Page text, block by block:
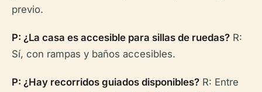
previo.
P: ¿La casa es accesible para sillas de ruedas? R:
Sí, con rampas y baños accesibles.
P: ¿Hay recorridos guiados disponibles? R: Entre